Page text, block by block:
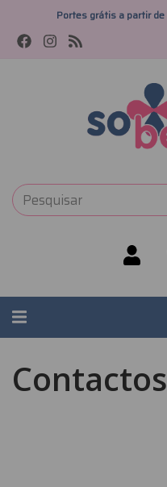
Portes grátis a partir
Alternar
navegação
Contactos